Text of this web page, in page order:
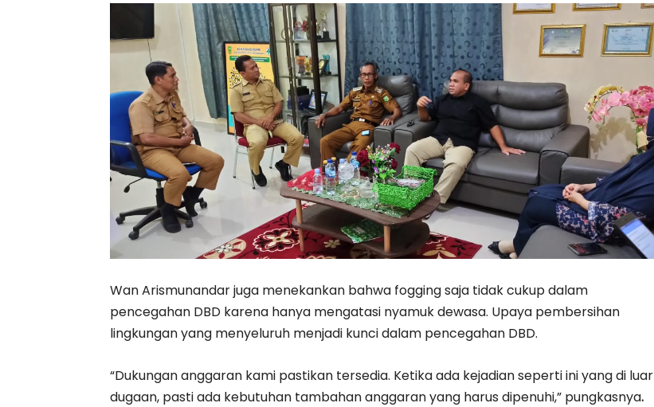
Wan Arismunandar juga menekankan bahwa fogging saja tidak cukup dalam
pencegahan DBD karena hanya mengatasi nyamuk dewasa. Upaya pembersihan
lingkungan yang menyeluruh menjadi kunci dalam pencegahan DBD.
“Dukungan anggaran kami pastikan tersedia. Ketika ada kejadian seperti ini yang di luar
dugaan, pasti ada kebutuhan tambahan anggaran yang harus dipenuhi,” pungkasnya.